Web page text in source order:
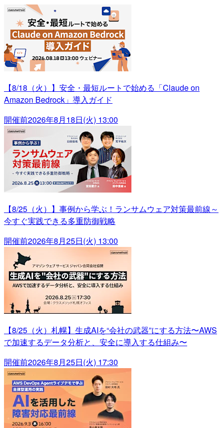
【8/18（火）】安全・最短ルートで始める「Claude on
Amazon Bedrock」導入ガイド
開催前2026年8月18日(火) 13:00
【8/25（火）】事例から学ぶ！ランサムウェア対策最前線～
今すぐ実践できる多重防御戦略
開催前2026年8月25日(火) 13:00
【8/25（火）札幌】生成AIを“会社の武器”にする方法〜AWS
で加速するデータ分析と、安全に導入する仕組み〜
開催前2026年8月25日(火) 17:30